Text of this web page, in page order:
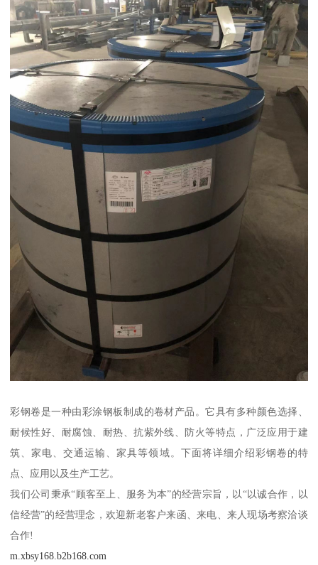
彩钢卷是一种由彩涂钢板制成的卷材产品。它具有多种颜色选择、
耐候性好、耐腐蚀、耐热、抗紫外线、防火等特点，广泛应用于建
筑、家电、交通运输、家具等领域。下面将详细介绍彩钢卷的特
点、应用以及生产工艺。
我们公司秉承“顾客至上、服务为本”的经营宗旨，以“以诚合作，以
信经营”的经营理念，欢迎新老客户来函、来电、来人现场考察洽谈
合作!
m.xbsy168.b2b168.com